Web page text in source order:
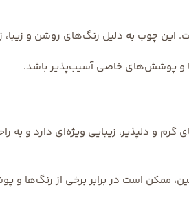
چوب به دلیل رنگ‌های روشن و زیبا،
و پوشش‌های خاصی آسیب‌پذیر باشد.
و دلپذیر، زیبایی ویژه‌ای دارد و به
ممکن است در برابر برخی از رنگ‌ها